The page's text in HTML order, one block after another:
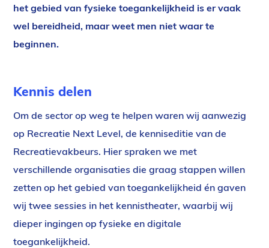
het gebied van fysieke toegankelijkheid is er vaak
wel bereidheid, maar weet men niet waar te
beginnen.
Kennis delen
Om de sector op weg te helpen waren wij aanwezig
op Recreatie Next Level, de kenniseditie van de
Recreatievakbeurs. Hier spraken we met
verschillende organisaties die graag stappen willen
zetten op het gebied van toegankelijkheid én gaven
wij twee sessies in het kennistheater, waarbij wij
dieper ingingen op fysieke en digitale
toegankelijkheid.